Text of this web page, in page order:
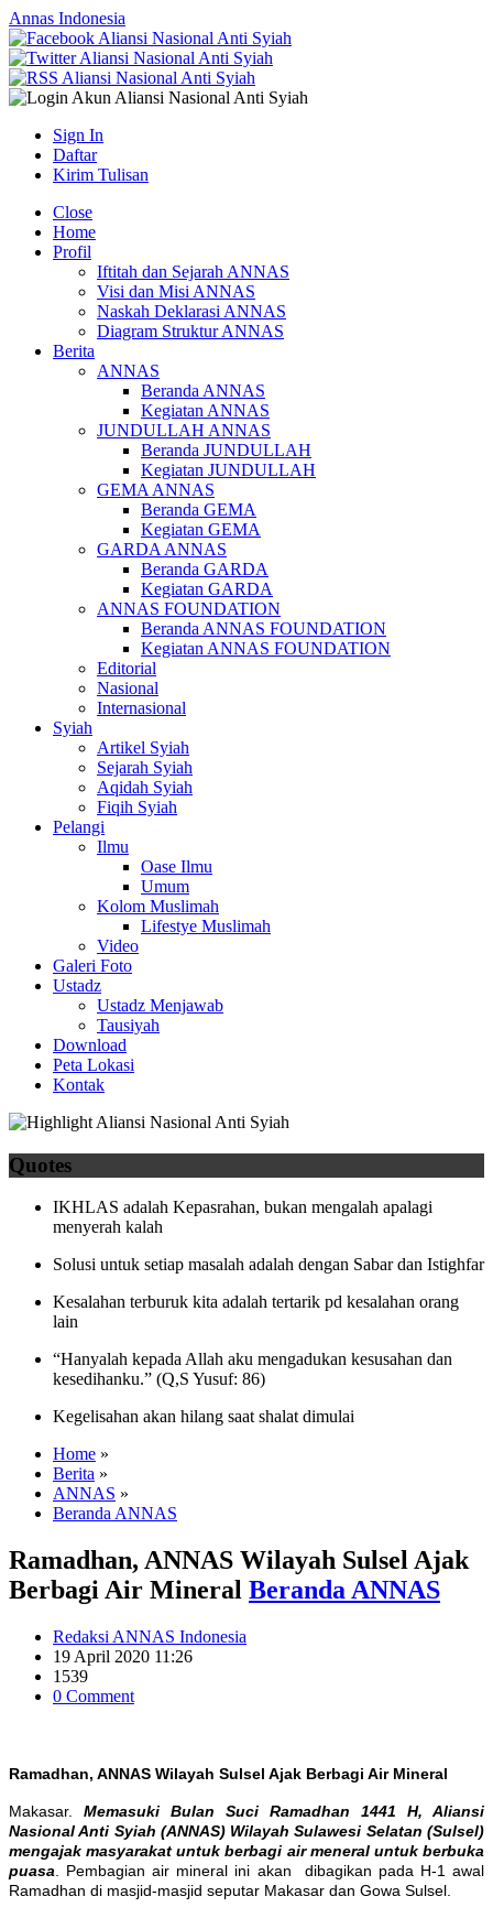
Annas Indonesia
Sign In
Daftar
Kirim Tulisan
Close
Home
Profil
Iftitah dan Sejarah ANNAS
Visi dan Misi ANNAS
Naskah Deklarasi ANNAS
Diagram Struktur ANNAS
Berita
ANNAS
Beranda ANNAS
Kegiatan ANNAS
JUNDULLAH ANNAS
Beranda JUNDULLAH
Kegiatan JUNDULLAH
GEMA ANNAS
Beranda GEMA
Kegiatan GEMA
GARDA ANNAS
Beranda GARDA
Kegiatan GARDA
ANNAS FOUNDATION
Beranda ANNAS FOUNDATION
Kegiatan ANNAS FOUNDATION
Editorial
Nasional
Internasional
Syiah
Artikel Syiah
Sejarah Syiah
Aqidah Syiah
Fiqih Syiah
Pelangi
Ilmu
Oase Ilmu
Umum
Kolom Muslimah
Lifestye Muslimah
Video
Galeri Foto
Ustadz
Ustadz Menjawab
Tausiyah
Download
Peta Lokasi
Kontak
Quotes
IKHLAS adalah Kepasrahan, bukan mengalah apalagi
menyerah kalah
Solusi untuk setiap masalah adalah dengan Sabar dan Istighfar
Kesalahan terburuk kita adalah tertarik pd kesalahan orang
lain
“Hanyalah kepada Allah aku mengadukan kesusahan dan
kesedihanku.” (Q,S Yusuf: 86)
Kegelisahan akan hilang saat shalat dimulai
Home »
Berita »
ANNAS »
Beranda ANNAS
Ramadhan, ANNAS Wilayah Sulsel Ajak
Berbagi Air Mineral Beranda ANNAS
Redaksi ANNAS Indonesia
19 April 2020 11:26
1539
0 Comment
Ramadhan, ANNAS Wilayah Sulsel Ajak Berbagi Air Mineral
Makasar. Memasuki Bulan Suci Ramadhan 1441 H, Aliansi
Nasional Anti Syiah (ANNAS) Wilayah Sulawesi Selatan (Sulsel)
mengajak masyarakat untuk berbagi air meneral untuk berbuka
puasa. Pembagian air mineral ini akan dibagikan pada H-1 awal
Ramadhan di masjid-masjid seputar Makasar dan Gowa Sulsel.